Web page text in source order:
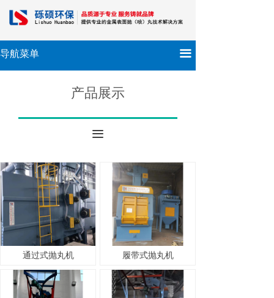
끀
导航菜单
产品展示
끀
通过式抛丸机 履带式抛丸机